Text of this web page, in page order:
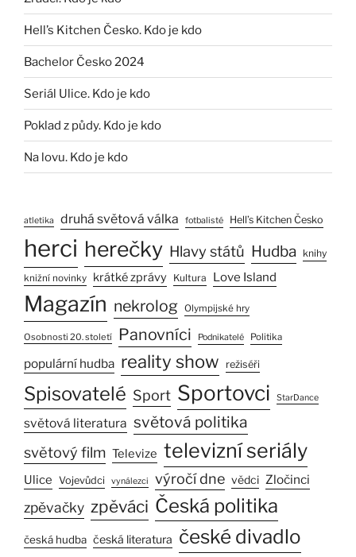
Hell’s Kitchen Česko. Kdo je kdo
Bachelor Česko 2024
Seriál Ulice. Kdo je kdo
Poklad z půdy. Kdo je kdo
Na lovu. Kdo je kdo
atletika druhá světová válka fotbalisté Hell’s Kitchen Česko
herci herečky Hlavy států Hudba knihy
knižní novinky krátké zprávy Kultura Love Island
Magazín nekrolog Olympijské hry
Osobnosti 20. století Panovníci Podnikatelé Politika
populární hudba reality show režiséři
Spisovatelé Sport Sportovci StarDance
světová literatura světová politika
světový film Televize televizní seriály
Ulice Vojevůdci vynálezci výročí dne vědci Zločinci
zpěvačky zpěváci Česká politika
česká hudba česká literatura české divadlo